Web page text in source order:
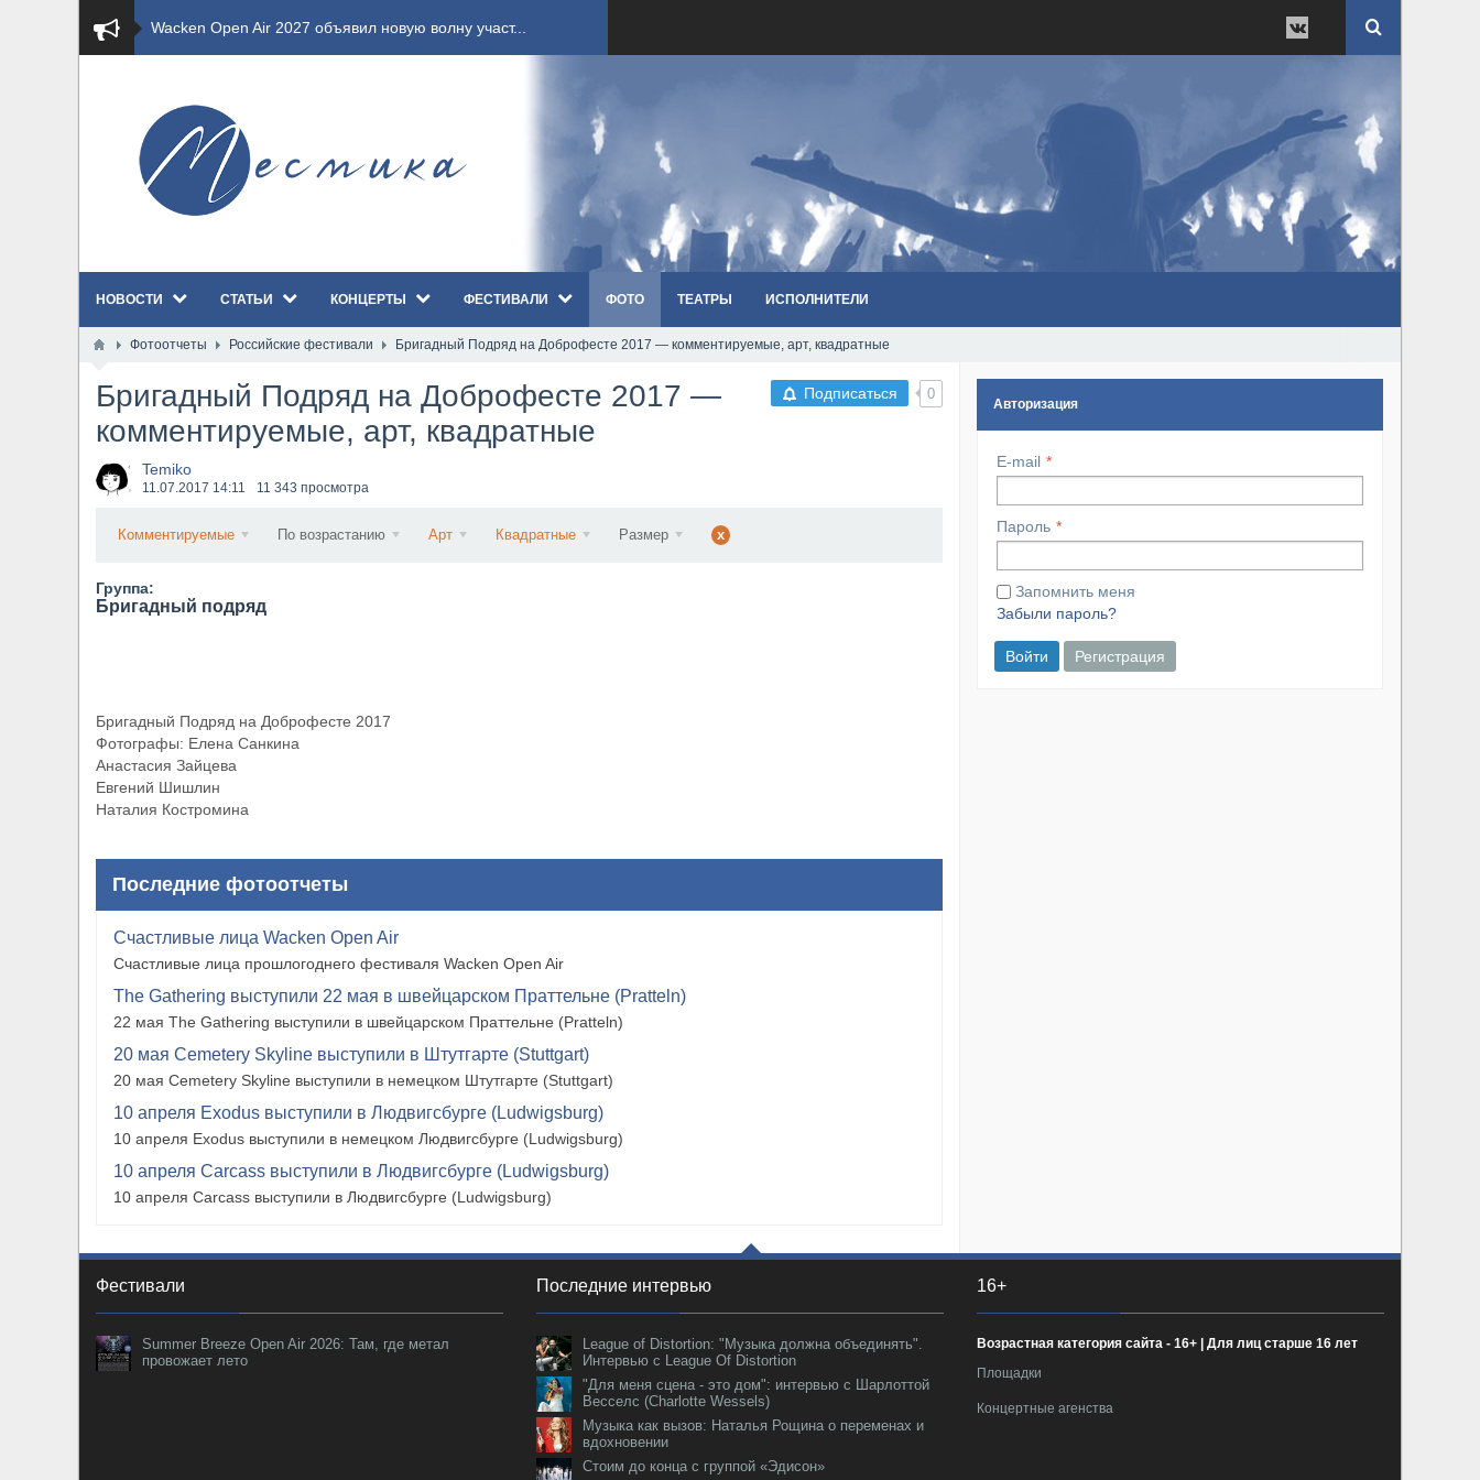
​Wacken Open Air 2027 объявил новую волну участ...
​Wacken Open Air 2026 полностью распродан
GHOST возвращаются на большие экраны с новым ко...
​Wacken Open Air 2026: открыт новый портал Cash...
Всероссийский рок-фестиваль HAMMER FEST впервые...
XANDRIA представили новый сингл под названием «...
НОВОСТИ СТАТЬИ КОНЦЕРТЫ ФЕСТИВАЛИ ФОТО ТЕАТРЫ ИСПОЛНИТЕЛИ
Фотоотчеты Российские фестивали Бригадный Подряд на Доброфесте 2017 — комментируемые, арт, квадратные
Подписаться 0
Бригадный Подряд на Доброфесте 2017 —
комментируемые, арт, квадратные
Temiko
11.07.2017 14:11 11 343 просмотра
Комментируемые По возрастанию Арт Квадратные Размер x
Группа:
Бригадный подряд
Бригадный Подряд на Доброфесте 2017
Фотографы: Елена Санкина
Анастасия Зайцева
Евгений Шишлин
Наталия Костромина
Последние фотоотчеты
Счастливые лица Wacken Open Air
Счастливые лица прошлогоднего фестиваля Wacken Open Air
The Gathering выступили 22 мая в швейцарском Праттельне (Pratteln)
22 мая The Gathering выступили в швейцарском Праттельне (Pratteln)
20 мая Cemetery Skyline выступили в Штутгарте (Stuttgart)
20 мая Cemetery Skyline выступили в немецком Штутгарте (Stuttgart)
10 апреля Exodus выступили в Людвигсбурге (Ludwigsburg)
10 апреля Exodus выступили в немецком Людвигсбурге (Ludwigsburg)
10 апреля Carcass выступили в Людвигсбурге (Ludwigsburg)
10 апреля Carcass выступили в Людвигсбурге (Ludwigsburg)
Авторизация
E-mail
Пароль
Запомнить меня
Забыли пароль?
Войти Регистрация
Фестивали
Summer Breeze Open Air 2026: Там, где метал
провожает лето
Последние интервью
League of Distortion: "Музыка должна объединять".
Интервью с League Of Distortion
"Для меня сцена - это дом": интервью с Шарлоттой
Весселс (Charlotte Wessels)
Музыка как вызов: Наталья Рощина о переменах и
вдохновении
Стоим до конца с группой «Эдисон»
16+
Возрастная категория сайта - 16+ | Для лиц старше 16 лет
Площадки
Концертные агенства